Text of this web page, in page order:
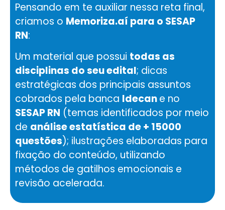
Pensando em te auxiliar nessa reta final,
criamos o Memoriza.aí para o SESAP
RN:
Um material que possui todas as
disciplinas do seu edital; dicas
estratégicas dos principais assuntos
cobrados pela banca Idecane no
SESAP RN (temas identificados por meio
de análise estatística de + 15000
questões); ilustrações elaboradas para
fixação do conteúdo, utilizando
métodos de gatilhos emocionais e
revisão acelerada.